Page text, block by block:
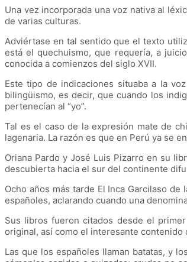
Una vez incorporada una voz nativa al
de varias culturas.
Adviértase en tal sentido que el texto
está el quechuismo, que requería, a
conocida a comienzos del siglo XVII.
Este tipo de indicaciones situaba a la
bilingüismo, es decir, que cuando los
pertenecían al “yo”.
Tal es el caso de la expresión mate de
lagenaria. La razón es que en Perú ya se
Oriana Pardo y José Luis Pizarro en su
descubierta hacia el sur del continente
Ocho años más tarde El Inca Garcilaso
españoles, aclarando cuando una
Sus libros fueron citados desde el
original, así como el interesante contenido
Las que los españoles llaman batatas, y